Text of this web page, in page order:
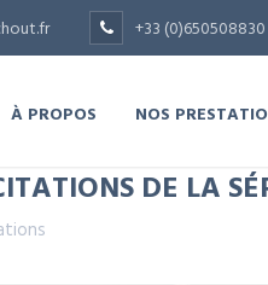
+33 (0)650508830
À PROPOS NOS
DE LA